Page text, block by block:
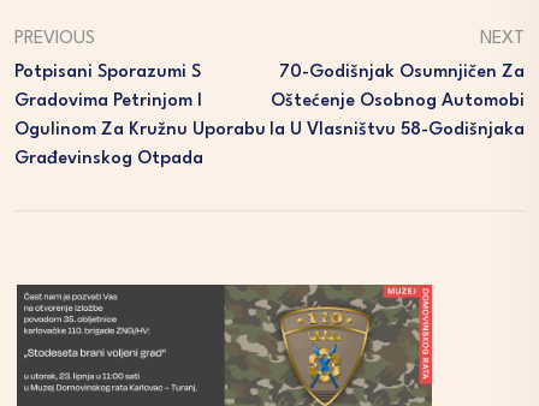
PREVIOUS
Potpisani Sporazumi S
Gradovima Petrinjom I
Ogulinom Za Kružnu Uporabu
Građevinskog Otpada
NEXT
70-Godišnjak Osumnjičen Za
Oštećenje Osobnog Automobi
La U Vlasništvu 58-Godišnjaka